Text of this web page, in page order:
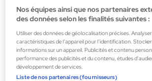
Nos équipes ainsi que nos partenaires
des données selon les finalités suivantes :
Utiliser des données de géolocalisation précises.
caractéristiques de l’appareil pour l’identification.
informations sur un appareil. Publicités et contenu
performance des publicités et du contenu, études
développement de services.
Liste de nos partenaires (fournisseurs)